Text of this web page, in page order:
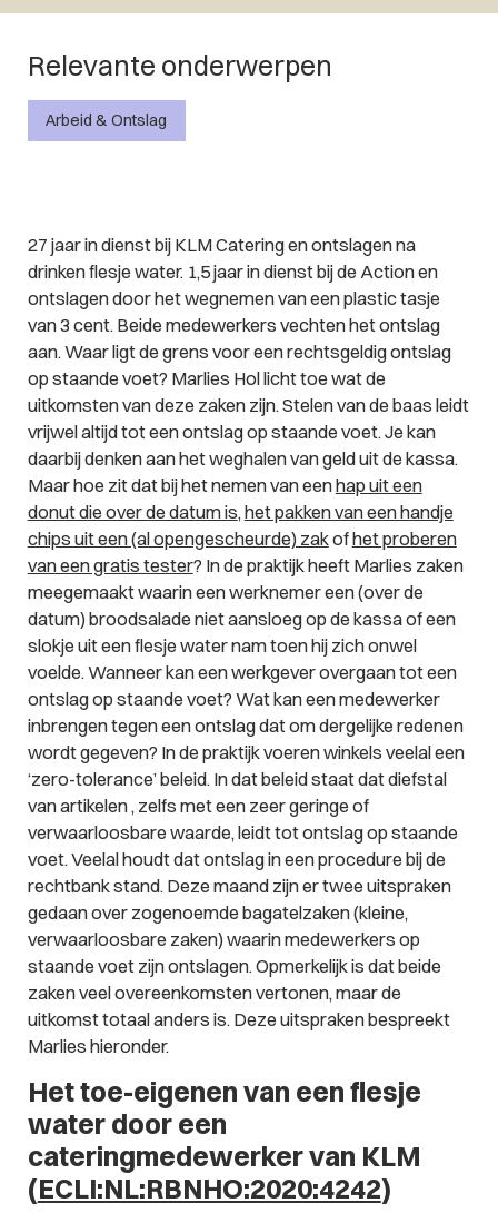
Relevante onderwerpen
Arbeid & Ontslag
27 jaar in dienst bij KLM Catering en ontslagen na
drinken flesje water. 1,5 jaar in dienst bij de Action en
ontslagen door het wegnemen van een plastic tasje
van 3 cent. Beide medewerkers vechten het ontslag
aan. Waar ligt de grens voor een rechtsgeldig ontslag
op staande voet? Marlies Hol licht toe wat de
uitkomsten van deze zaken zijn. Stelen van de baas leidt
vrijwel altijd tot een ontslag op staande voet. Je kan
daarbij denken aan het weghalen van geld uit de kassa.
Maar hoe zit dat bij het nemen van eenhap uit een
donut die over de datum is, het pakken van een handje
chips uit een (al opengescheurde) zakofhet proberen
van een gratis tester? In de praktijk heeft Marlies zaken
meegemaakt waarin een werknemer een (over de
datum) broodsalade niet aansloeg op de kassa of een
slokje uit een flesje water nam toen hij zich onwel
voelde. Wanneer kan een werkgever overgaan tot een
ontslag op staande voet? Wat kan een medewerker
inbrengen tegen een ontslag dat om dergelijke redenen
wordt gegeven? In de praktijk voeren winkels veelal een
‘zero-tolerance’ beleid. In dat beleid staat dat diefstal
van artikelen , zelfs met een zeer geringe of
verwaarloosbare waarde, leidt tot ontslag op staande
voet. Veelal houdt dat ontslag in een procedure bij de
rechtbank stand. Deze maand zijn er twee uitspraken
gedaan over zogenoemde bagatelzaken (kleine,
verwaarloosbare zaken) waarin medewerkers op
staande voet zijn ontslagen. Opmerkelijk is dat beide
zaken veel overeenkomsten vertonen, maar de
uitkomst totaal anders is. Deze uitspraken bespreekt
Marlies hieronder.
Het toe-eigenen van een flesje
water door een
cateringmedewerker van KLM
(ECLI:NL:RBNHO:2020:4242)